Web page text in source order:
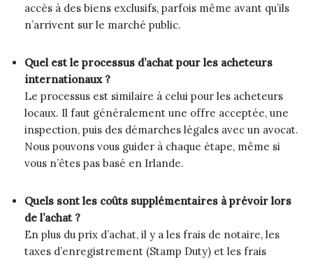
accès à des biens exclusifs, parfois même avant qu’ils
n’arrivent sur le marché public.
Quel est le processus d’achat pour les acheteurs
internationaux ?
Le processus est similaire à celui pour les acheteurs
locaux. Il faut généralement une offre acceptée, une
inspection, puis des démarches légales avec un avocat.
Nous pouvons vous guider à chaque étape, même si
vous n’êtes pas basé en Irlande.
Quels sont les coûts supplémentaires à prévoir lors
de l’achat ?
En plus du prix d’achat, il y a les frais de notaire, les
taxes d’enregistrement (Stamp Duty) et les frais